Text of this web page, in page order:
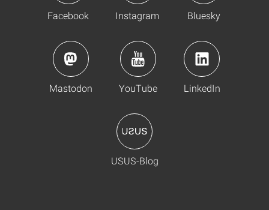
Facebook Instagram Bluesky
Mastodon YouTube LinkedIn
USUS-Blog